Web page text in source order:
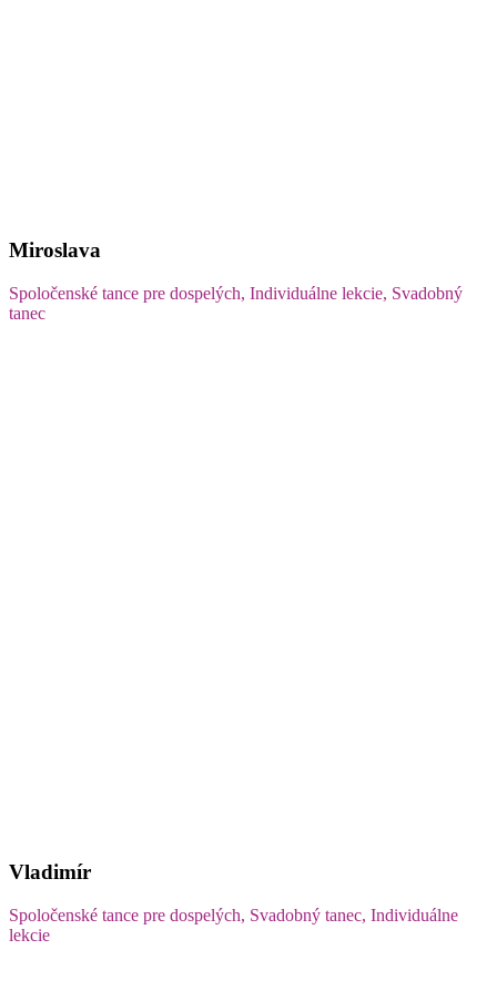
Miroslava
Spoločenské tance pre dospelých, Individuálne lekcie, Svadobný
tanec
Vladimír
Spoločenské tance pre dospelých, Svadobný tanec, Individuálne
lekcie